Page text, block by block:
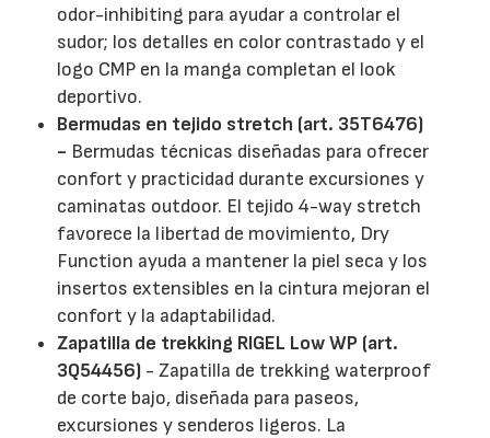
odor-inhibiting para ayudar a controlar el
sudor; los detalles en color contrastado y el
logo CMP en la manga completan el look
deportivo.
Bermudas en tejido stretch (art. 35T6476)
- Bermudas técnicas diseñadas para ofrecer
confort y practicidad durante excursiones y
caminatas outdoor. El tejido 4-way stretch
favorece la libertad de movimiento, Dry
Function ayuda a mantener la piel seca y los
insertos extensibles en la cintura mejoran el
confort y la adaptabilidad.
Zapatilla de trekking RIGEL Low WP (art.
3Q54456) - Zapatilla de trekking waterproof
de corte bajo, diseñada para paseos,
excursiones y senderos ligeros. La